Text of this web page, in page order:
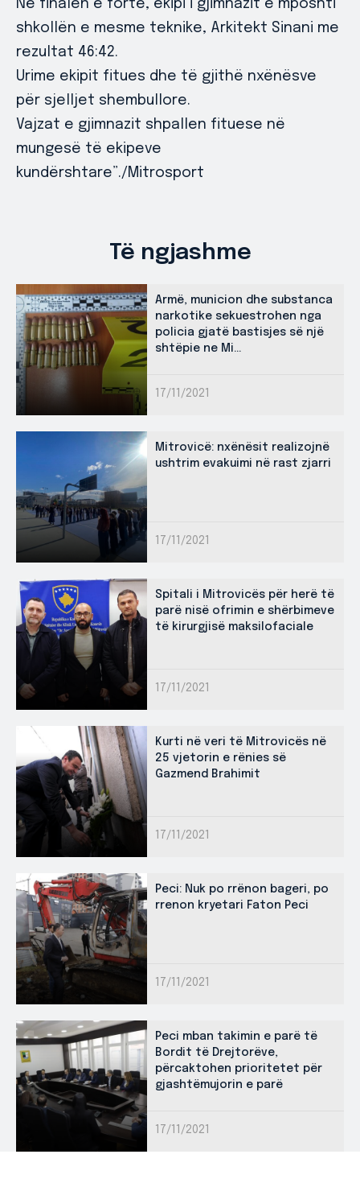
Në finalen e fortë, ekipi i gjimnazit e mposhti
shkollën e mesme teknike, Arkitekt Sinani me
rezultat 46:42.
Urime ekipit fitues dhe të gjithë nxënësve
për sjelljet shembullore.
Vajzat e gjimnazit shpallen fituese në
mungesë të ekipeve
kundërshtare”./Mitrosport
Të ngjashme
Armë, municion dhe substanca
narkotike sekuestrohen nga
policia gjatë bastisjes së një
shtëpie ne Mi...
17/11/2021
Mitrovicë: nxënësit realizojnë
ushtrim evakuimi në rast zjarri
17/11/2021
Spitali i Mitrovicës për herë të
parë nisë ofrimin e shërbimeve
të kirurgjisë maksilofaciale
17/11/2021
Kurti në veri të Mitrovicës në
25 vjetorin e rënies së
Gazmend Brahimit
17/11/2021
Peci: Nuk po rrënon bageri, po
rrenon kryetari Faton Peci
17/11/2021
Peci mban takimin e parë të
Bordit të Drejtorëve,
përcaktohen prioritetet për
gjashtëmujorin e parë
17/11/2021